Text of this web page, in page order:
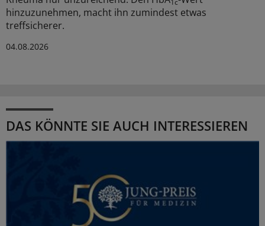
hinzuzunehmen, macht ihn zumindest etwas
treffsicherer.
04.08.2026
DAS KÖNNTE SIE AUCH INTERESSIEREN